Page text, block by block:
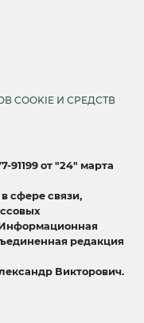
И СРЕДСТВ
от "24" марта
сфере связи,
редакция
Викторович.